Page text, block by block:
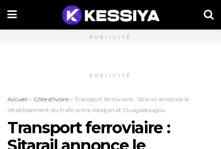
PUBLICITÉ
PUBLICITÉ
Accueil » Côte d'Ivoire » Transport ferroviaire : Sitarail annonce le
rétablissement du trafic entre Abidjan et Ouagadougou
Transport ferroviaire :